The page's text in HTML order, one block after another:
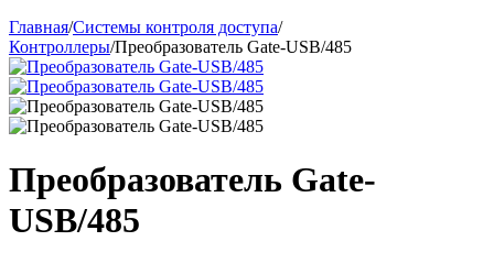
Главная/Системы контроля доступа/
Контроллеры/Преобразователь Gate-USB/485
Преобразователь Gate-
USB/485